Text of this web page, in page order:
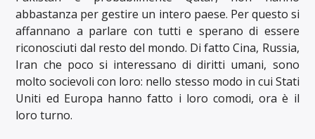
abbastanza per gestire un intero paese. Per questo si
affannano a parlare con tutti e sperano di essere
riconosciuti dal resto del mondo. Di fatto Cina, Russia,
Iran che poco si interessano di diritti umani, sono
molto socievoli con loro: nello stesso modo in cui Stati
Uniti ed Europa hanno fatto i loro comodi, ora è il
loro turno.